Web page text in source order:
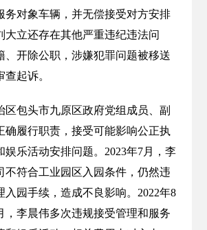
务对象车辆，并无偿接受对方安排
大立还存在其他严重违纪违法问
、开除公职，涉嫌犯罪问题被移送
起诉。
包头市九原区政府党组成员、副
确履行职责，接受可能影响公正执
娱乐活动安排问题。2023年7月，李
不符合工业园区入园条件，仍然违
入园手续，造成不良影响。2022年8
，李晨伟多次违规接受管理和服务